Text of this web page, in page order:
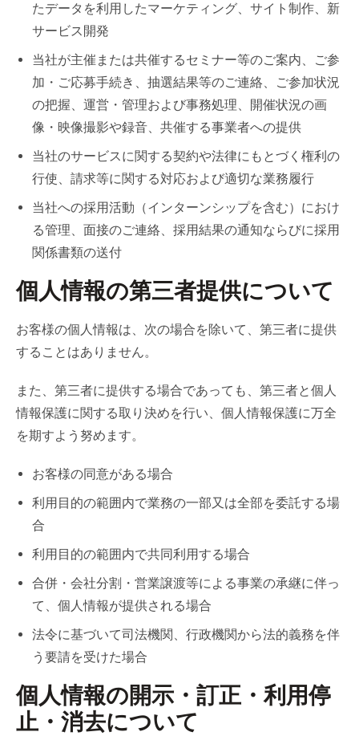
たデータを利用したマーケティング、サイト制作、新
サービス開発
当社が主催または共催するセミナー等のご案内、ご参
加・ご応募手続き、抽選結果等のご連絡、ご参加状況
の把握、運営・管理および事務処理、開催状況の画
像・映像撮影や録音、共催する事業者への提供
当社のサービスに関する契約や法律にもとづく権利の
行使、請求等に関する対応および適切な業務履行
当社への採用活動（インターンシップを含む）におけ
る管理、面接のご連絡、採用結果の通知ならびに採用
関係書類の送付
個人情報の第三者提供について
お客様の個人情報は、次の場合を除いて、第三者に提供
することはありません。
また、第三者に提供する場合であっても、第三者と個人
情報保護に関する取り決めを行い、個人情報保護に万全
を期すよう努めます。
お客様の同意がある場合
利用目的の範囲内で業務の一部又は全部を委託する場
合
利用目的の範囲内で共同利用する場合
合併・会社分割・営業譲渡等による事業の承継に伴っ
て、個人情報が提供される場合
法令に基づいて司法機関、行政機関から法的義務を伴
う要請を受けた場合
個人情報の開示・訂正・利用停
止・消去について